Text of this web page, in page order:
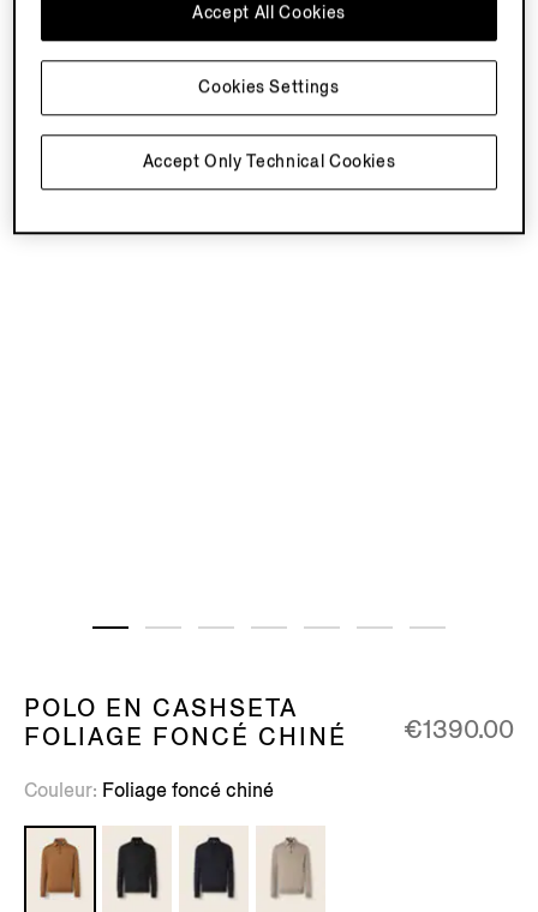
POLO EN CASHSETA
FOLIAGE FONCÉ CHINÉ
€1390.00
Couleur Foliage foncé chiné
Accept Only Technical Cookies
Accept All Cookies
Cookies Settings